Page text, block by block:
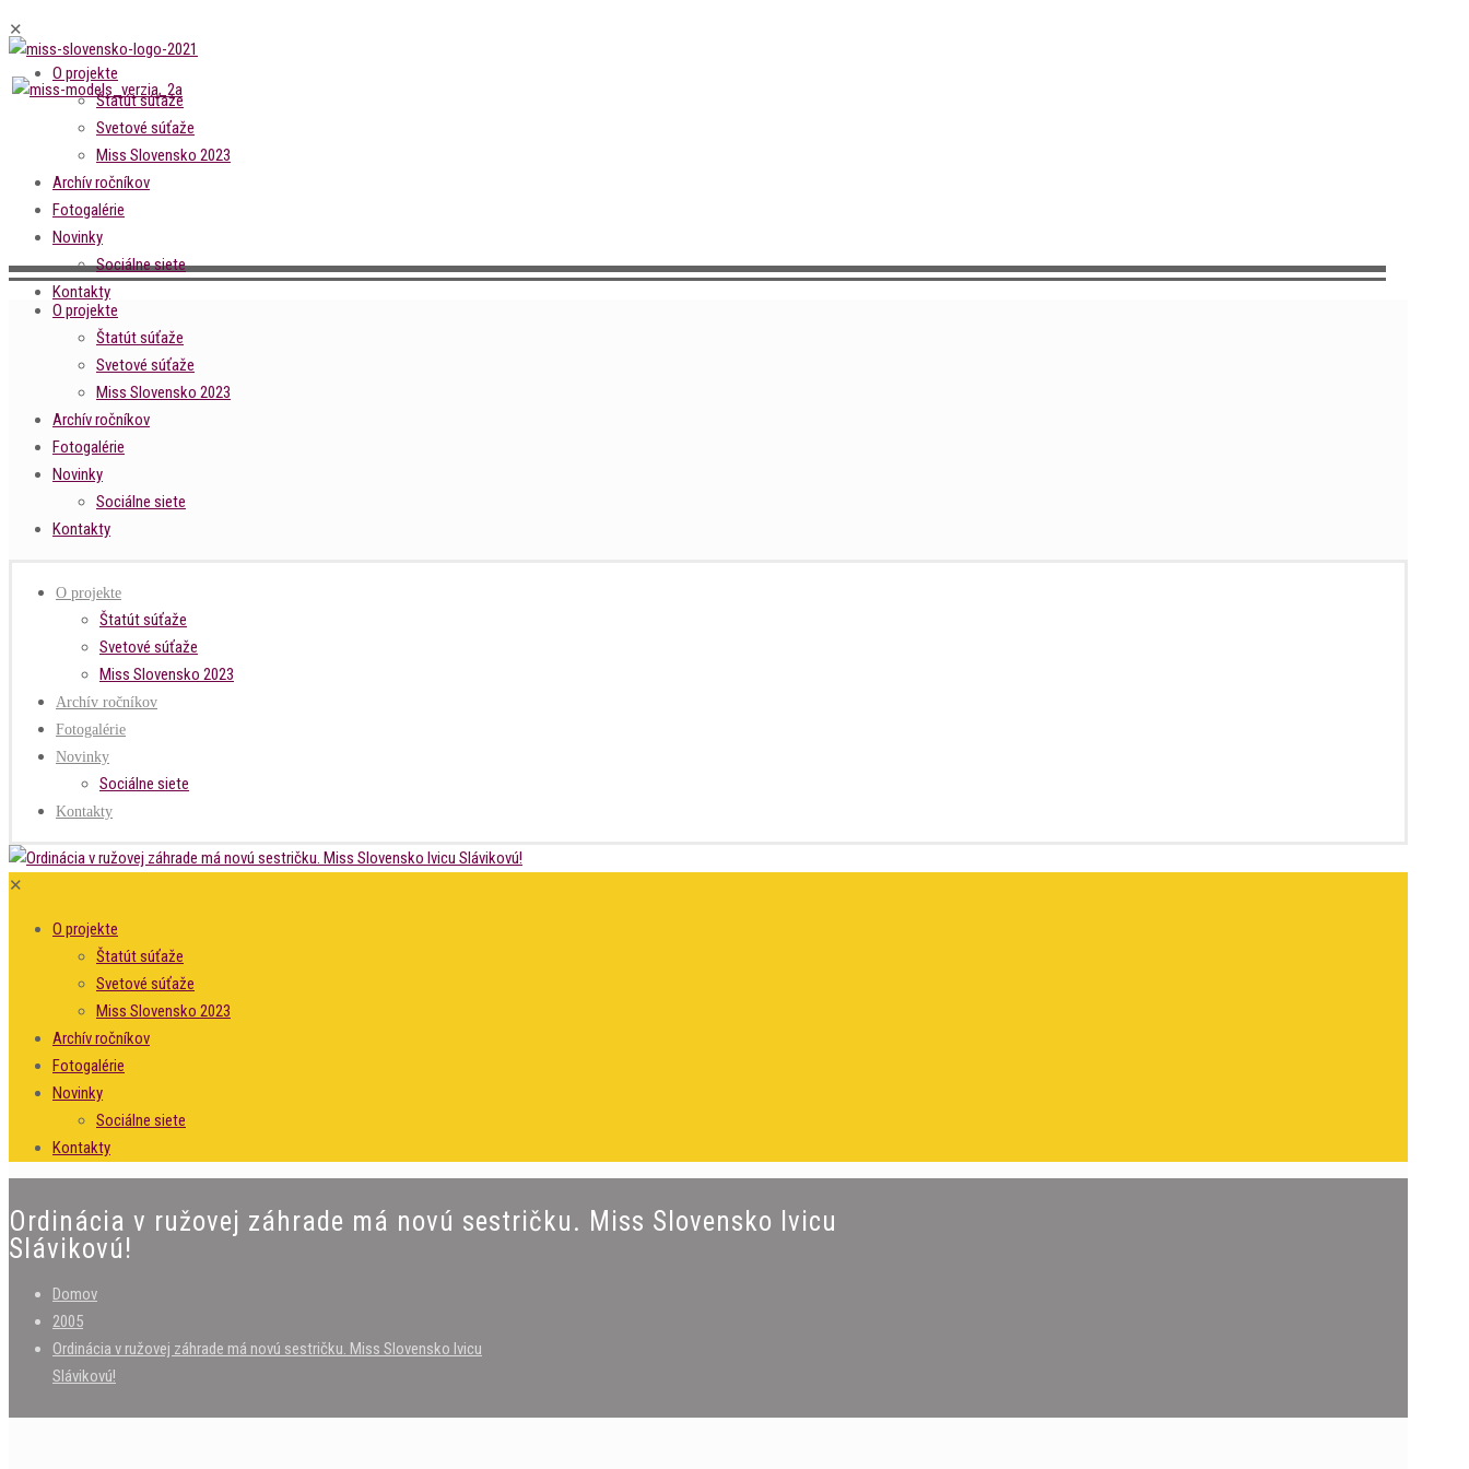
✕
O projekte
Štatút súťaže
Svetové súťaže
Miss Slovensko 2023
Archív ročníkov
Fotogalérie
Novinky
Sociálne siete
Kontakty
O projekte
Štatút súťaže
Svetové súťaže
Miss Slovensko 2023
Archív ročníkov
Fotogalérie
Novinky
Sociálne siete
Kontakty
O projekte
Štatút súťaže
Svetové súťaže
Miss Slovensko 2023
Archív ročníkov
Fotogalérie
Novinky
Sociálne siete
Kontakty
✕
O projekte
Štatút súťaže
Svetové súťaže
Miss Slovensko 2023
Archív ročníkov
Fotogalérie
Novinky
Sociálne siete
Kontakty
Ordinácia v ružovej záhrade má novú sestričku. Miss Slovensko Ivicu
Slávikovú!
Domov
2005
Ordinácia v ružovej záhrade má novú sestričku. Miss Slovensko Ivicu
Slávikovú!